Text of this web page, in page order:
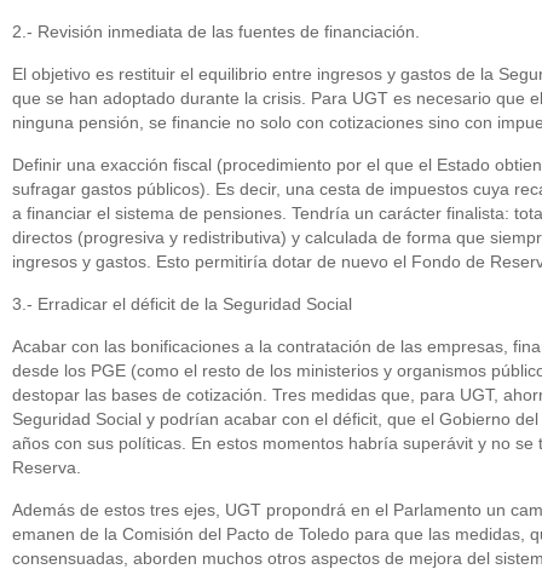
2.- Revisión inmediata de las fuentes de financiación.
El objetivo es restituir el equilibrio entre ingresos y gastos de la
que se han adoptado durante la crisis. Para UGT es necesario que
ninguna pensión, se financie no solo con cotizaciones sino con
Definir una exacción fiscal (procedimiento por el que el Estado
sufragar gastos públicos). Es decir, una cesta de impuestos cuya
a financiar el sistema de pensiones. Tendría un carácter finalista:
directos (progresiva y redistributiva) y calculada de forma que
ingresos y gastos. Esto permitiría dotar de nuevo el Fondo de
3.- Erradicar el déficit de la Seguridad Social
Acabar con las bonificaciones a la contratación de las empresas,
desde los PGE (como el resto de los ministerios y organismos
destopar las bases de cotización. Tres medidas que, para UGT,
Seguridad Social y podrían acabar con el déficit, que el Gobierno
años con sus políticas. En estos momentos habría superávit y no
Reserva.
Además de estos tres ejes, UGT propondrá en el Parlamento un
emanen de la Comisión del Pacto de Toledo para que las medidas,
consensuadas, aborden muchos otros aspectos de mejora del